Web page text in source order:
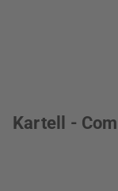
Kartell -